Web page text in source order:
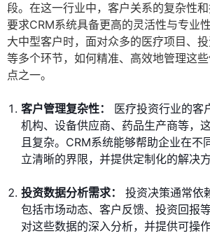
段。在这一行业中，客户关系的复杂性
要求CRM系统具备更高的灵活性与专业
大中型客户时，面对众多的医疗项目、
等多个环节，如何精准、高效地管理这
点之一。
客户管理复杂性：
医疗投资行业的客
机构、设备供应商、药品生产商等，
且复杂。CRM系统能够帮助企业在不
立清晰的界限，并提供定制化的解决方
投资数据分析需求：
投资决策通常依
包括市场动态、客户反馈、投资回报
对这些数据的深入分析，并提供可操